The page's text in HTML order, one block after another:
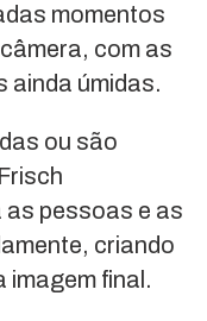
momentos
com as
ainda úmidas.
ou são
pessoas e as
criando
imagem final.